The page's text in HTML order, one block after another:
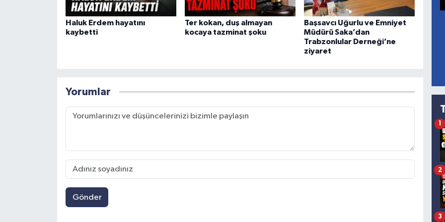
Haluk Erdem hayatını
kaybetti
Ter kokan, duş almayan
kocaya tazminat şoku
Başsavcı Uğurlu ve Emniyet
Müdürü Saka’dan
Trabzonlular Derneği’ne
ziyaret
Yorumlar
Gönder
1
2
3